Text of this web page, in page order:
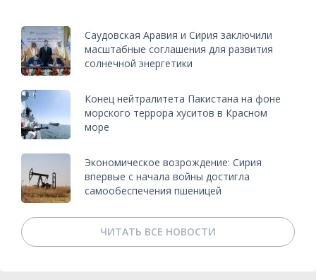
Саудовская Аравия и Сирия заключили
масштабные соглашения для развития
солнечной энергетики
Конец нейтралитета Пакистана на фоне
морского террора хуситов в Красном
море
Экономическое возрождение: Сирия
впервые с начала войны достигла
самообеспечения пшеницей
ЧИТАТЬ ВСЕ НОВОСТИ